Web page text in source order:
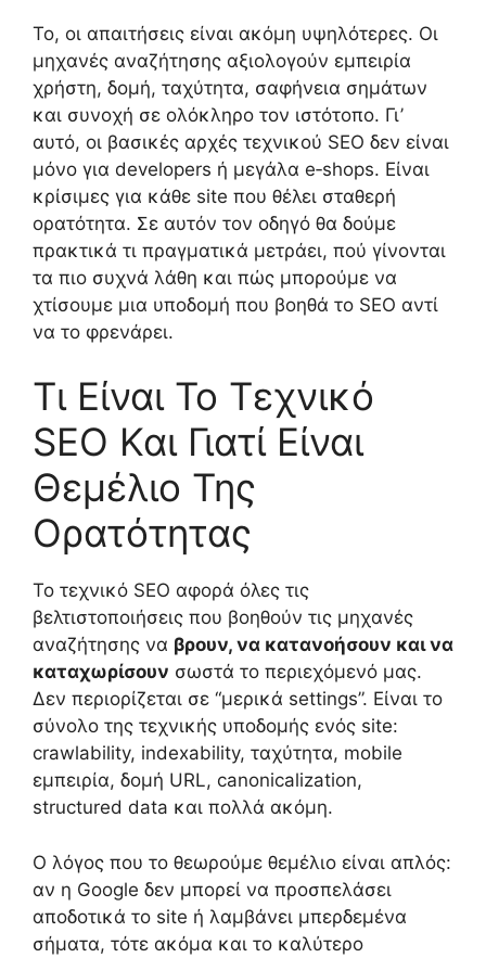
Το, οι απαιτήσεις είναι ακόμη υψηλότερες. Οι
μηχανές αναζήτησης αξιολογούν εμπειρία
χρήστη, δομή, ταχύτητα, σαφήνεια σημάτων
και συνοχή σε ολόκληρο τον ιστότοπο. Γι’
αυτό, οι βασικές αρχές τεχνικού SEO δεν είναι
μόνο για developers ή μεγάλα e‑shops. Είναι
κρίσιμες για κάθε site που θέλει σταθερή
ορατότητα. Σε αυτόν τον οδηγό θα δούμε
πρακτικά τι πραγματικά μετράει, πού γίνονται
τα πιο συχνά λάθη και πώς μπορούμε να
χτίσουμε μια υποδομή που βοηθά το SEO αντί
να το φρενάρει.
Τι Είναι Το Τεχνικό
SEO Και Γιατί Είναι
Θεμέλιο Της
Ορατότητας
Το τεχνικό SEO αφορά όλες τις
βελτιστοποιήσεις που βοηθούν τις μηχανές
αναζήτησης να βρουν, να κατανοήσουν και να
καταχωρίσουν σωστά το περιεχόμενό μας.
Δεν περιορίζεται σε “μερικά settings”. Είναι το
σύνολο της τεχνικής υποδομής ενός site:
crawlability, indexability, ταχύτητα, mobile
εμπειρία, δομή URL, canonicalization,
structured data και πολλά ακόμη.
Ο λόγος που το θεωρούμε θεμέλιο είναι απλός:
αν η Google δεν μπορεί να προσπελάσει
αποδοτικά το site ή λαμβάνει μπερδεμένα
σήματα, τότε ακόμα και το καλύτερο